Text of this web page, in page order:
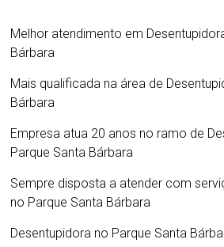
Melhor atendimento em
Bárbara
Mais qualificada na área de
Bárbara
Empresa atua 20 anos no ramo de
Parque Santa Bárbara
Sempre disposta a atender com
no Parque Santa Bárbara
Desentupidora no Parque Santa